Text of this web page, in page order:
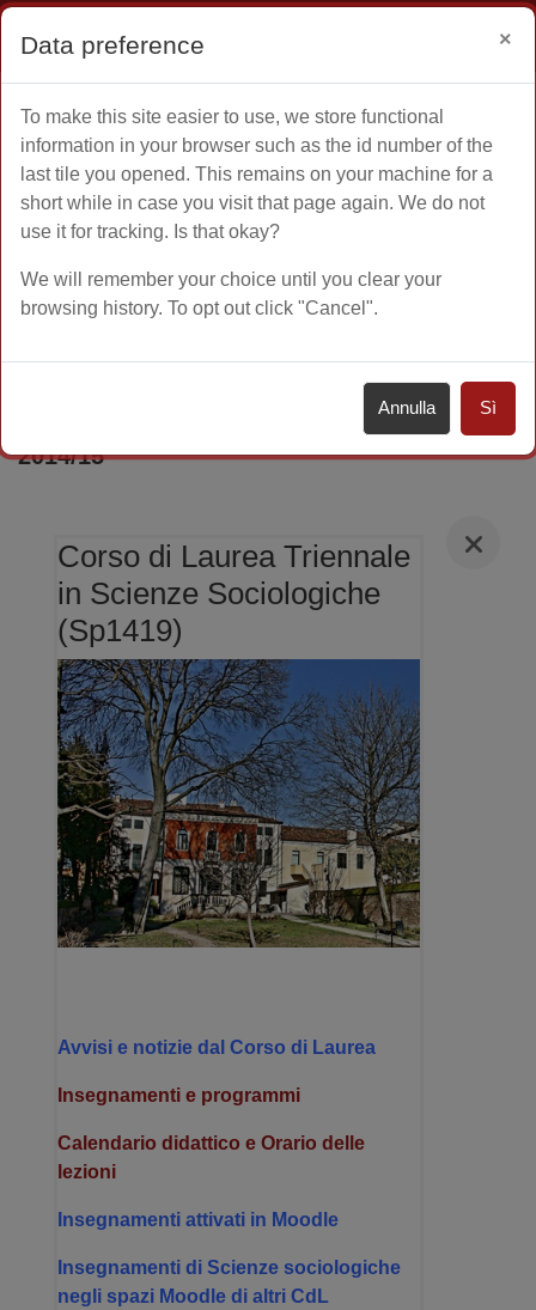
Vai al contenuto principale
Login
Home Altro
A.A. 2014 - 2015 Corsi di Laurea Triennale
CORSO DI LAUREA TRIENNALE IN
SCIENZE SOCIOLOGICHE - Home page
2014/15
Corso di Laurea Triennale
in Scienze Sociologiche
(Sp1419)
Avvisi e notizie dal Corso di Laurea
Insegnamenti e programmi
Calendario didattico e Orario delle
lezioni
Insegnamenti attivati in Moodle
Insegnamenti di Scienze sociologiche
negli spazi Moodle di altri CdL
Data preference ×
To make this site easier to use, we store functional
information in your browser such as the id number of the
last tile you opened. This remains on your machine for a
short while in case you visit that page again. We do not
use it for tracking. Is that okay?
We will remember your choice until you clear your
browsing history. To opt out click "Cancel".
Annulla Sì